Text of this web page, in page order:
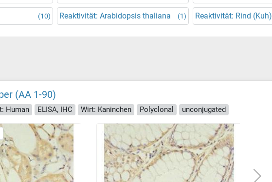
(10) Reaktivität: Arabidopsis thaliana (1) Reaktivität: Rind (Kuh)
(AA 1-90)
Human ELISA, IHC Wirt: Kaninchen Polyclonal unconjugated